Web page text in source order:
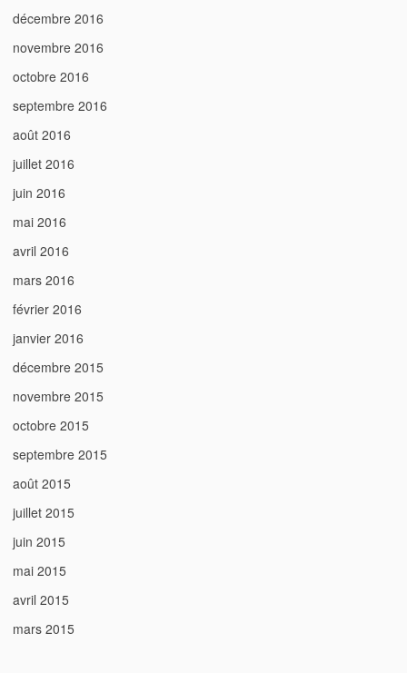
décembre 2016
novembre 2016
octobre 2016
septembre 2016
août 2016
juillet 2016
juin 2016
mai 2016
avril 2016
mars 2016
février 2016
janvier 2016
décembre 2015
novembre 2015
octobre 2015
septembre 2015
août 2015
juillet 2015
juin 2015
mai 2015
avril 2015
mars 2015